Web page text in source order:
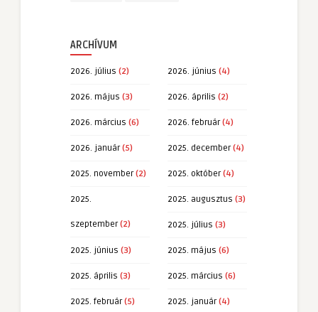
ARCHÍVUM
2026. július (2) 2026. június (4)
2026. május (3) 2026. április (2)
2026. március (6) 2026. február(4)
2026. január(5) 2025. december(4)
2025. november(2) 2025. október(4)
2025.
szeptember(2)
2025. augusztus (3)
2025. július (3)
2025. június (3) 2025. május (6)
2025. április (3) 2025. március (6)
2025. február(5) 2025. január(4)